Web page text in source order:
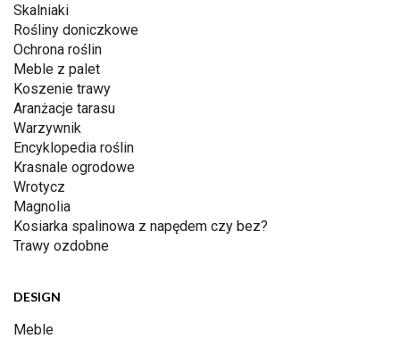
Skalniaki
Rośliny doniczkowe
Ochrona roślin
Meble z palet
Koszenie trawy
Aranżacje tarasu
Warzywnik
Encyklopedia roślin
Krasnale ogrodowe
Wrotycz
Magnolia
Kosiarka spalinowa z napędem czy bez?
Trawy ozdobne
DESIGN
Meble